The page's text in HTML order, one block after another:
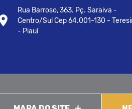
Rua Barroso, 363. Pç. Saraiva -
Centro/Sul Cep 64.001-130 -
- Piauí